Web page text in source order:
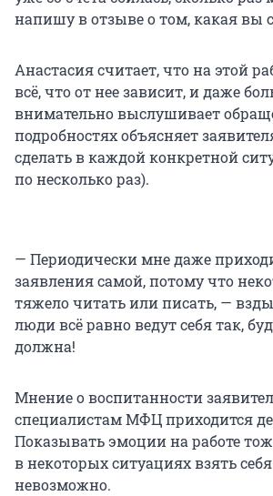
напишу в отзыве о том, какая вы
Анастасия считает, что на этой
всё, что от нее зависит, и даже
внимательно выслушивает
подробностях объясняет
сделать в каждой конкретной
по несколько раз).
— Периодически мне даже
заявления самой, потому что
тяжело читать или писать, —
люди всё равно ведут себя так,
должна!
Мнение о воспитанности
специалистам МФЦ приходится
Показывать эмоции на работе
в некоторых ситуациях взять
невозможно.